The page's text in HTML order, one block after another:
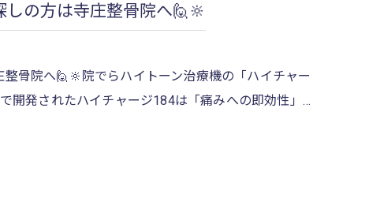
の方は寺庄整骨院へ🙋🔆
骨院へ🙋🔆院でらハイトーン治療機の「ハイチャー
開発されたハイチャージ184は「痛みへの即効性」…